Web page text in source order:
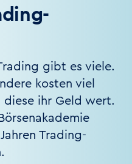
gibt es viele.
kosten viel
ihr Geld wert.
Trading-